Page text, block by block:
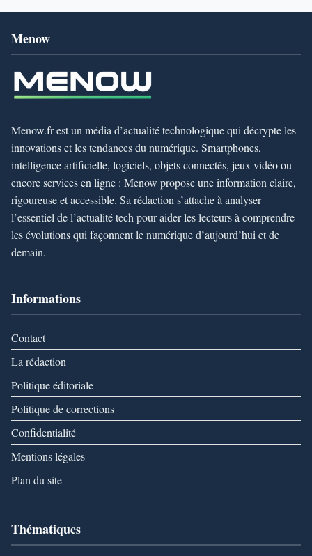
Menow
Menow.fr est un média d’actualité technologique qui décrypte les
innovations et les tendances du numérique. Smartphones,
intelligence artificielle, logiciels, objets connectés, jeux vidéo ou
encore services en ligne : Menow propose une information claire,
rigoureuse et accessible. Sa rédaction s’attache à analyser
l’essentiel de l’actualité tech pour aider les lecteurs à comprendre
les évolutions qui façonnent le numérique d’aujourd’hui et de
demain.
Informations
Contact
La rédaction
Politique éditoriale
Politique de corrections
Confidentialité
Mentions légales
Plan du site
Thématiques